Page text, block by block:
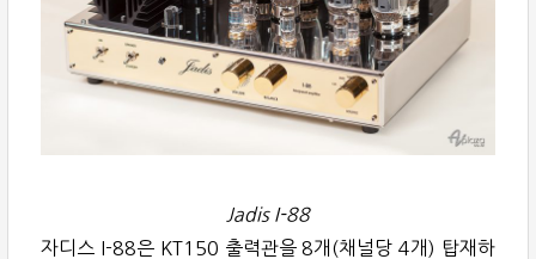
Jadis I-88
자디스 I-88은 KT150 출력관을 8개(채널당 4개) 탑재하